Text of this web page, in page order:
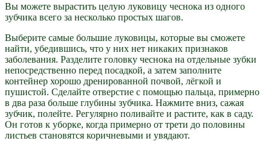
Вы можете вырастить целую луковицу чеснока из одного
зубчика всего за несколько простых шагов.
Выберите самые большие луковицы, которые вы сможете
найти, убедившись, что у них нет никаких признаков
заболевания. Разделите головку чеснока на отдельные зубки
непосредственно перед посадкой, а затем заполните
контейнер хорошо дренированной почвой, лёгкой и
пушистой. Сделайте отверстие с помощью пальца, примерно
в два раза больше глубины зубчика. Нажмите вниз, сажая
зубчик, полейте. Регулярно поливайте и растите, как в саду.
Он готов к уборке, когда примерно от трети до половины
листьев становятся коричневыми и увядают.